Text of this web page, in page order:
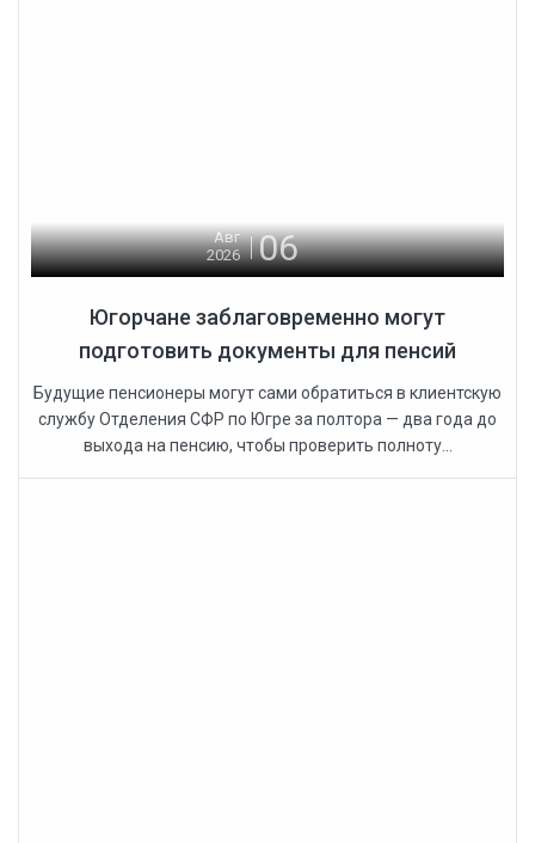
Авг
2026
06
Югорчане заблаговременно могут
подготовить документы для пенсий
Будущие пенсионеры могут сами обратиться в клиентскую
службу Отделения СФР по Югре за полтора — два года до
выхода на пенсию, чтобы проверить полноту...